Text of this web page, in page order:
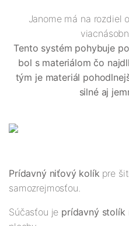
Janome má na rozdiel
Tento systém pohybuje
bol s materiálom čo
tým je materiál
silné aj
Prídavný niťový kolík pre
samozrejmosťou.
Súčasťou je prídavný stolík